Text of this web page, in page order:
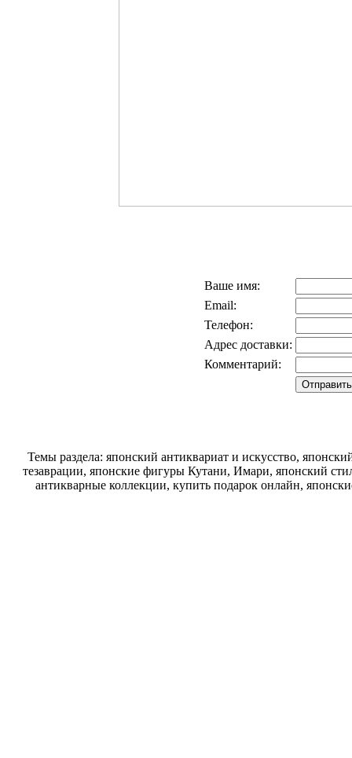
Ваше имя:
Email:
Телефон:
Адрес доставки:
Комментарий:
Темы раздела: японский антиквариат и искусство,
тезаврации, японские фигуры Кутани, Имари, японский
антикварные коллекции, купить подарок онлайн,